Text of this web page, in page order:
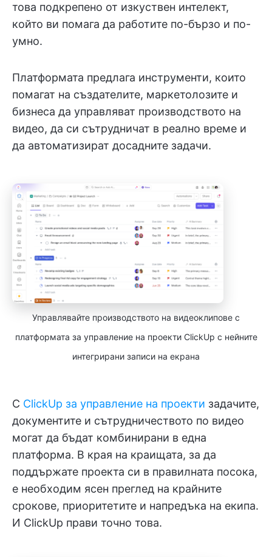
това подкрепено от изкуствен интелект,
който ви помага да работите по-бързо и по-
умно.
Платформата предлага инструменти, които
помагат на създателите, маркетолозите и
бизнеса да управляват производството на
видео, да си сътрудничат в реално време и
да автоматизират досадните задачи.
Управлявайте производството на видеоклипове с
платформата за управление на проекти ClickUp с нейните
интегрирани записи на екрана
С ClickUp за управление на проекти задачите,
документите и сътрудничеството по видео
могат да бъдат комбинирани в една
платформа. В края на краищата, за да
поддържате проекта си в правилната посока,
е необходим ясен преглед на крайните
срокове, приоритетите и напредъка на екипа.
И ClickUp прави точно това.